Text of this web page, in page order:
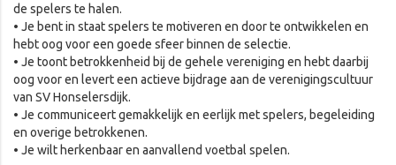
de spelers te halen.
• Je bent in staat spelers te motiveren en door te ontwikkelen en
hebt oog voor een goede sfeer binnen de selectie.
• Je toont betrokkenheid bij de gehele vereniging en hebt daarbij
oog voor en levert een actieve bijdrage aan de verenigingscultuur
van SV Honselersdijk.
• Je communiceert gemakkelijk en eerlijk met spelers, begeleiding
en overige betrokkenen.
• Je wilt herkenbaar en aanvallend voetbal spelen.